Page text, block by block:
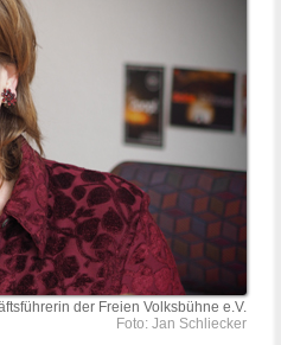
der Freien Volksbühne e.V.
Foto: Jan Schliecker